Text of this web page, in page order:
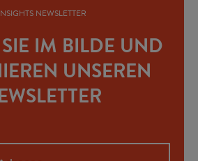
NEWSLETTER
IM BILDE UND
UNSEREN